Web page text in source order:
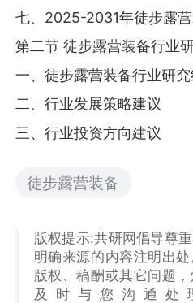
七、2025-2031年徒步露
第二节 徒步露营装备行业
一、徒步露营装备行业研
二、行业发展策略建议
三、行业投资方向建议
徒步露营装备
版权提示:共研网倡导尊
明确来源的内容注明出
版权、稿酬或其它问题
及时与您沟通处